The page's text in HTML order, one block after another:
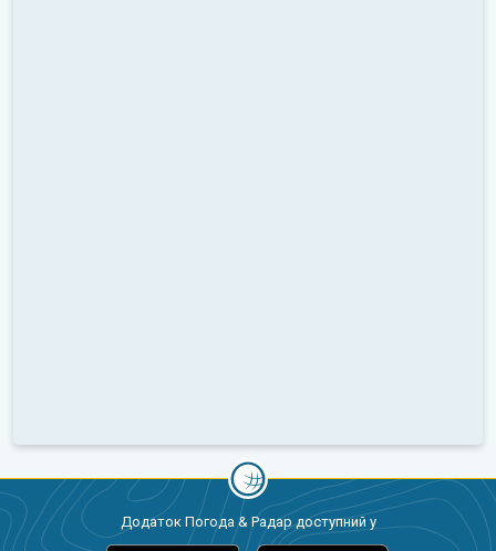
Додаток Погода & Радар доступний у